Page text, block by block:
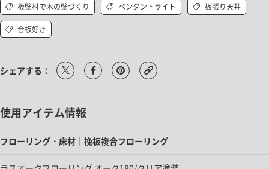
板壁材で木の壁づくり ペンダントライト 板張り天井
合板好き
シェアする：
使用アイテム情報
フローリング・床材｜挽板複合フローリング